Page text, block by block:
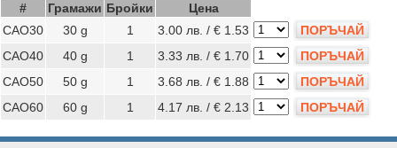
# Грамажи Бройки
Цена
CAO30
30 g 1 3.00 лв. / € 1.53
ПОРЪЧАЙ
CAO40
40 g 1 3.33 лв. / € 1.70
ПОРЪЧАЙ
CAO50
50 g 1 3.68 лв. / € 1.88
ПОРЪЧАЙ
CAO60
60 g 1 4.17 лв. / € 2.13 ПОРЪЧАЙ